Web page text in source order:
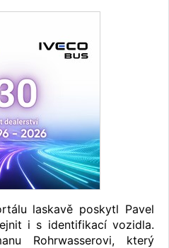
laskavě poskytl Pavel
i s identifikací vozidla.
Rohrwasserovi, který